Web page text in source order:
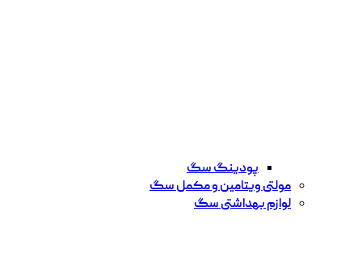
پودینگ سگ
مولتی ویتامین و مکمل سگ
لوازم بهداشتی سگ